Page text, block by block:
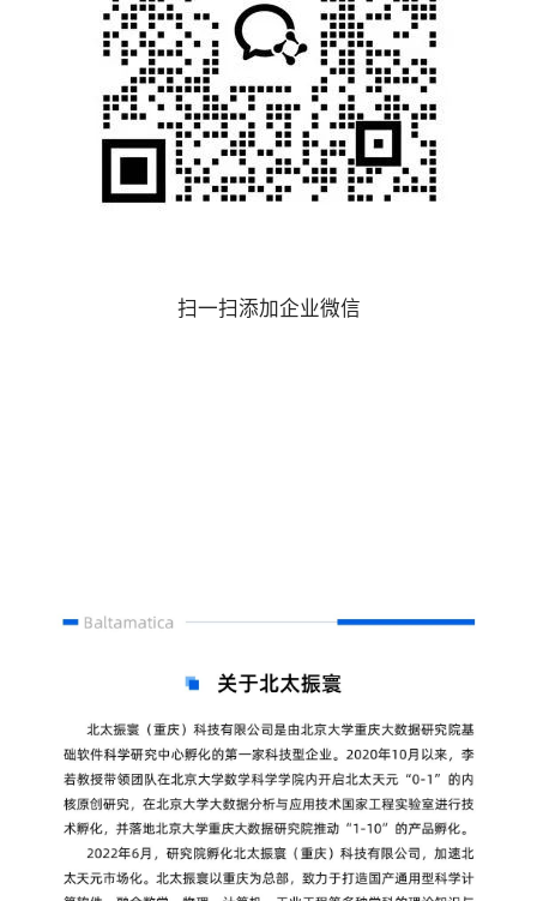
扫一扫添加企业微信